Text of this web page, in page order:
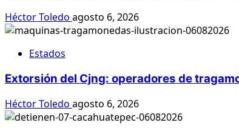
Héctor Toledo agosto 6, 2026
Estados
Extorsión del Cjng: operadores de
Héctor Toledo agosto 6, 2026